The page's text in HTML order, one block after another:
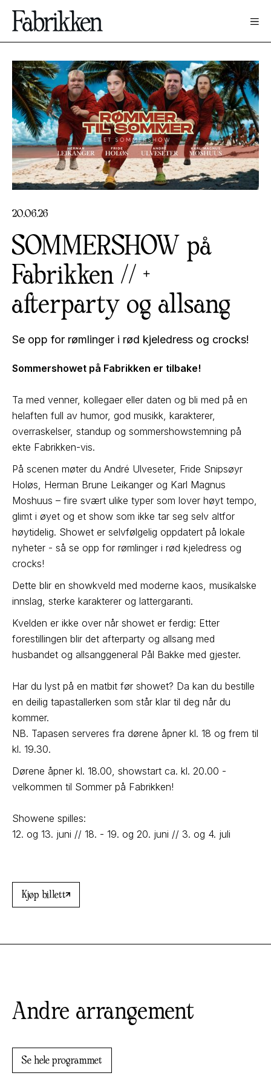
20.06.26
SOMMERSHOW på
Fabrikken // +
afterparty og allsang
Se opp for rømlinger i rød kjeledress og crocks!
Sommershowet på Fabrikken er tilbake!
Ta med venner, kollegaer eller daten og bli med på en
helaften full av humor, god musikk, karakterer,
overraskelser, standup og sommershowstemning på
ekte Fabrikken-vis.
På scenen møter du André Ulveseter, Fride Snipsøyr
Holøs, Herman Brune Leikanger og Karl Magnus
Moshuus – fire svært ulike typer som lover høyt tempo,
glimt i øyet og et show som ikke tar seg selv altfor
høytidelig. Showet er selvfølgelig oppdatert på lokale
nyheter - så se opp for rømlinger i rød kjeledress og
crocks!
Dette blir en showkveld med moderne kaos, musikalske
innslag, sterke karakterer og lattergaranti.
Kvelden er ikke over når showet er ferdig: Etter
forestillingen blir det afterparty og allsang med
husbandet og allsanggeneral Pål Bakke med gjester.
Har du lyst på en matbit før showet? Da kan du bestille
en deilig tapastallerken som står klar til deg når du
kommer.
NB. Tapasen serveres fra dørene åpner kl. 18 og frem til
kl. 19.30.
Dørene åpner kl. 18.00, showstart ca. kl. 20.00 -
velkommen til Sommer på Fabrikken!
Showene spilles:
12. og 13. juni // 18. - 19. og 20. juni // 3. og 4. juli
Kjøp billett
Andre arrangement
Se hele programmet